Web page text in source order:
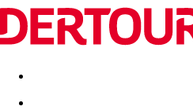
Destinatii Vacanta perfecta